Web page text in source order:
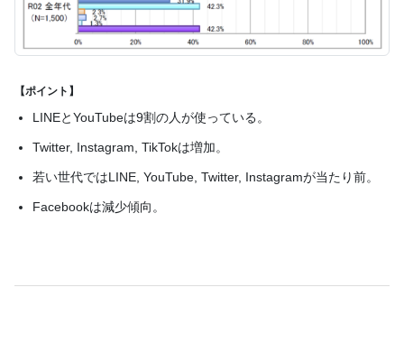
【ポイント】
LINEとYouTubeは9割の人が使っている。
Twitter, Instagram, TikTokは増加。
若い世代ではLINE, YouTube, Twitter, Instagramが当たり前。
Facebookは減少傾向。